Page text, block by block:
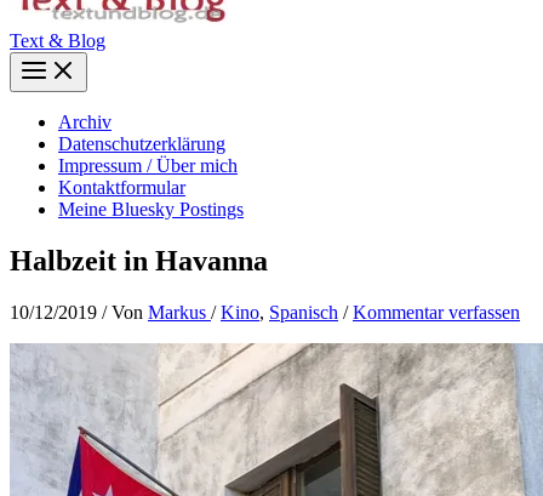
Text & Blog
Main
Menu
Archiv
Datenschutzerklärung
Impressum / Über mich
Kontaktformular
Meine Bluesky Postings
Halbzeit in Havanna
10/12/2019 / Von Markus /Kino, Spanisch /Kommentar verfassen